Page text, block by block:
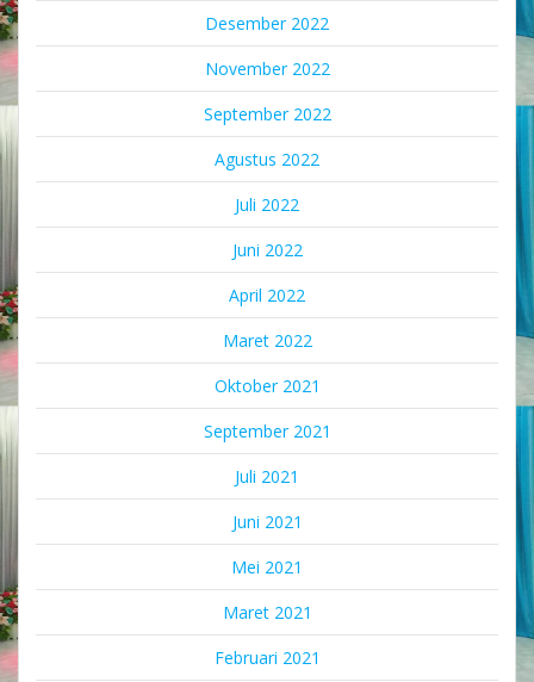
Desember 2022
November 2022
September 2022
Agustus 2022
Juli 2022
Juni 2022
April 2022
Maret 2022
Oktober 2021
September 2021
Juli 2021
Juni 2021
Mei 2021
Maret 2021
Februari 2021